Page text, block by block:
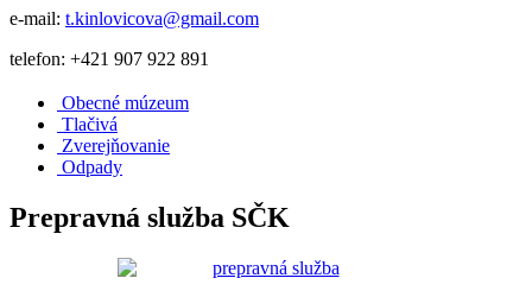
e-mail: t.kinlovicova@gmail.com
telefon: +421 907 922 891
Obecné múzeum
Tlačivá
Zverejňovanie
Odpady
Prepravná služba SČK